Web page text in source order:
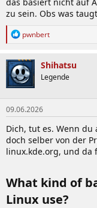
zu sein. Obs was
R
k
t
i
o
n
e
n
:
pwnbert
Shihatsu
Legende
09.06.2026
Dich, tut es. Wenn
doch selber von der
linux.kde.org, und da
What kind of
Linux use?